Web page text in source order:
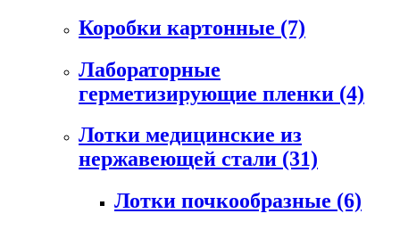
Коробки картонные (7)
Лабораторные
герметизирующие пленки (4)
Лотки медицинские из
нержавеющей стали (31)
Лотки почкообразные (6)